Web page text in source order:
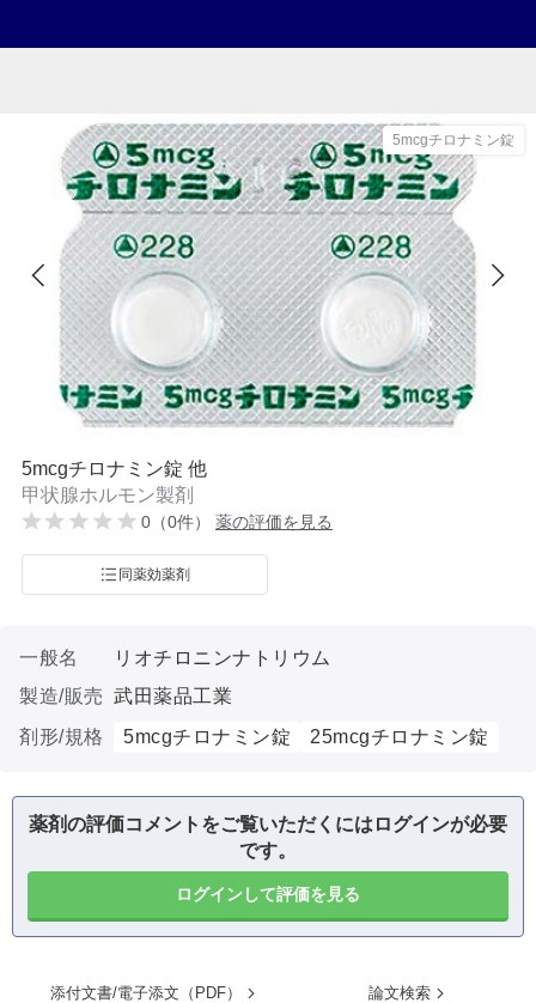
5mcgチロナミン錠
5mcgチロナミン錠 他
甲状腺ホルモン製剤
0（0件） 薬の評価を見る
同薬効薬剤
一般名
リオチロニンナトリウム
製造/販売 武田薬品工業
剤形/規格
5mcgチロナミン錠 25mcgチロナミン錠
薬剤の評価コメントをご覧いただくにはログインが必要
です。
ログインして評価を見る
添付文書/電子添文（PDF） 論文検索